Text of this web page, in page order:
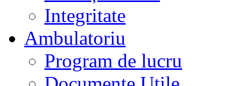
Integritate
Ambulatoriu
Program de lucru